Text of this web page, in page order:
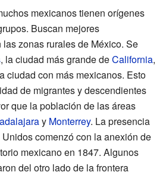
mexicanos tienen orígenes
Buscan mejores
zonas rurales de México. Se
, la ciudad más grande deCalifornia,
ciudad con más mexicanos. Esto
de migrantes y descendientes
que la población de las áreas
y Monterrey. La presencia
comenzó con la anexión de
mexicano en 1847. Algunos
del otro lado de la frontera